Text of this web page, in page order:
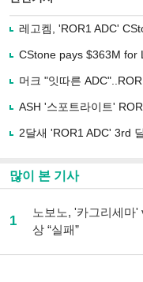
레고켐, 'ROR1 ADC'
CStone pays $363M for
머크 "잇따른
ASH '스포트라이트'
2달새 'ROR1 ADC' 3rd
많이 본 기사
1
노보노, '카그리세마
상 “실패”